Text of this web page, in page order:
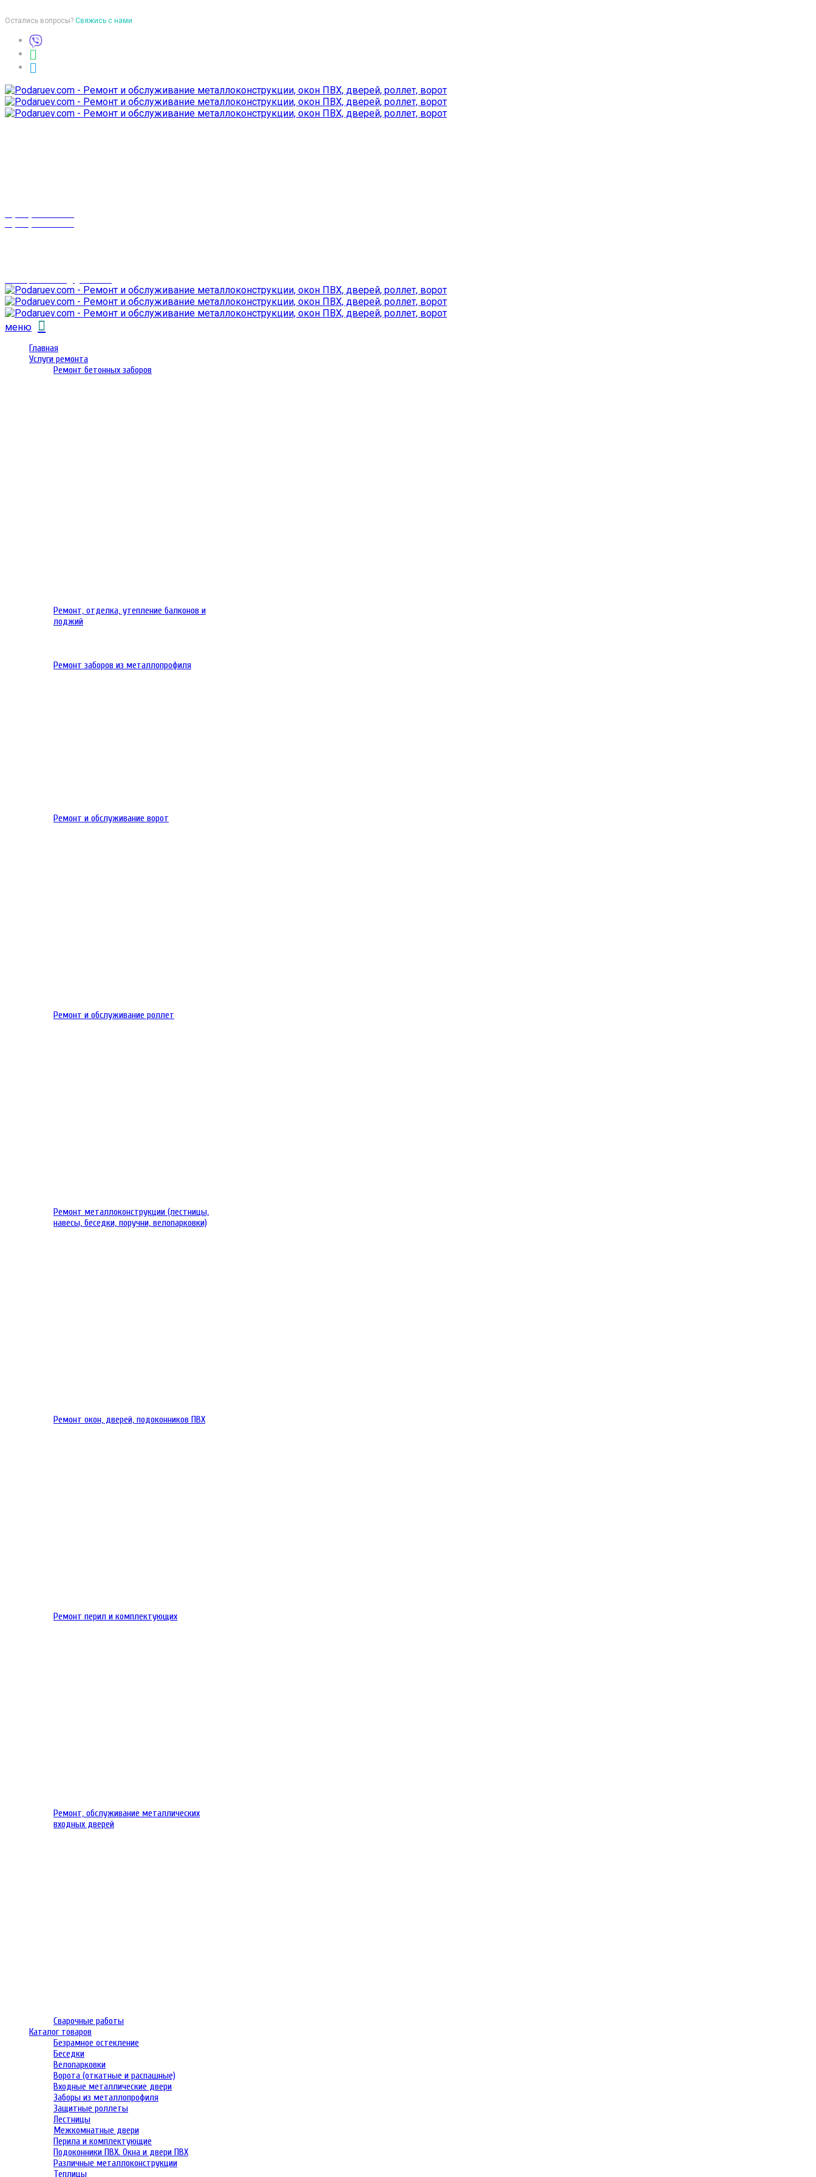
Остались вопросы? Свяжись с нами
меню
Главная
Услуги ремонта
Ремонт бетонных заборов
Ремонт, отделка, утепление балконов и
лоджий
Ремонт заборов из металлопрофиля
Ремонт и обслуживание ворот
Ремонт и обслуживание роллет
Ремонт металлоконструкции (лестницы,
навесы, беседки, поручни, велопарковки)
Ремонт окон, дверей, подоконников ПВХ
Ремонт перил и комплектующих
Ремонт, обслуживание металлических
входных дверей
Сварочные работы
Каталог товаров
Безрамное остекление
Беседки
Велопарковки
Ворота (откатные и распашные)
Входные металлические двери
Заборы из металлопрофиля
Защитные роллеты
Лестницы
Межкомнатные двери
Перила и комплектующие
Подоконники ПВХ. Окна и двери ПВХ
Различные металлоконструкции
Теплицы